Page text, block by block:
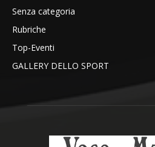
Senza categoria
Rubriche
Top-Eventi
GALLERY DELLO SPORT